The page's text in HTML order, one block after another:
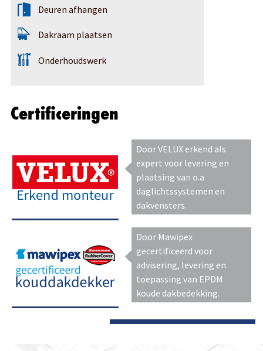
Deuren afhangen
Dakraam plaatsen
Onderhoudswerk
Certificeringen
Door VELUX erkend als
expert voor levering en
plaatsing van o.a
daglichtssystemen en
dakvensters.
Door Mawipex
gecertificeerd voor
advisering, levering en
toepassing van EPDM
koude dakbedekking.